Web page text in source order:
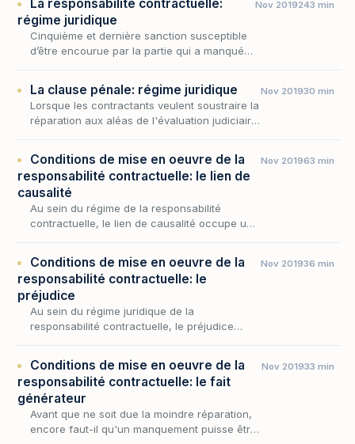
les in…
La responsabilité contractuelle:
régime juridique
Cinquième et dernière sanction susceptible
d’être encourue par la partie qui a manqué à
intérêts.
Nov 2019243 min
La clause pénale: régime juridique
Lorsque les contractants veulent soustraire la
réparation aux aléas de l'évaluation judiciaire,
Nov 201930 min
Conditions de mise en oeuvre de la
responsabilité contractuelle: le lien de
causalité
Au sein du régime de la responsabilité
contractuelle, le lien de causalité occupe une
soit subi…
Nov 201963 min
Conditions de mise en oeuvre de la
responsabilité contractuelle: le
préjudice
Au sein du régime juridique de la
responsabilité contractuelle, le préjudice
d'être une simple dé…
Nov 201936 min
Conditions de mise en oeuvre de la
responsabilité contractuelle: le fait
générateur
Avant que ne soit due la moindre réparation,
encore faut-il qu'un manquement puisse être
Nov 201933 min